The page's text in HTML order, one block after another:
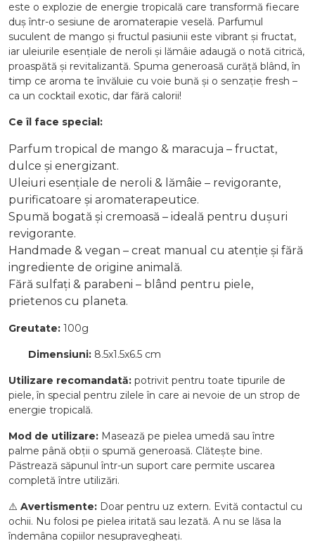
este o explozie de energie tropicală care transformă fiecare
duș într-o sesiune de aromaterapie veselă. Parfumul
suculent de mango și fructul pasiunii este vibrant și fructat,
iar uleiurile esențiale de neroli și lămâie adaugă o notă citrică,
proaspătă și revitalizantă. Spuma generoasă curăță blând, în
timp ce aroma te învăluie cu voie bună și o senzație fresh –
ca un cocktail exotic, dar fără calorii!
Ce îl face special:
Parfum tropical de mango & maracuja – fructat,
dulce și energizant.
Uleiuri esențiale de neroli & lămâie – revigorante,
purificatoare și aromaterapeutice.
Spumă bogată și cremoasă – ideală pentru dușuri
revigorante.
Handmade & vegan – creat manual cu atenție și fără
ingrediente de origine animală.
Fără sulfați & parabeni – blând pentru piele,
prietenos cu planeta.
Greutate: 100g
Dimensiuni: 8.5x1.5x6.5 cm
Utilizare recomandată: potrivit pentru toate tipurile de
piele, în special pentru zilele în care ai nevoie de un strop de
energie tropicală.
Mod de utilizare: Masează pe pielea umedă sau între
palme până obții o spumă generoasă. Clătește bine.
Păstrează săpunul într-un suport care permite uscarea
completă între utilizări.
⚠️ Avertismente: Doar pentru uz extern. Evită contactul cu
ochii. Nu folosi pe pielea iritată sau lezată. A nu se lăsa la
îndemâna copiilor nesupravegheați.